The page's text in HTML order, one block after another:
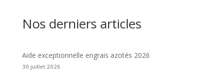
Nos derniers articles
Aide exceptionnelle engrais azotés 2026
30 juillet 2026